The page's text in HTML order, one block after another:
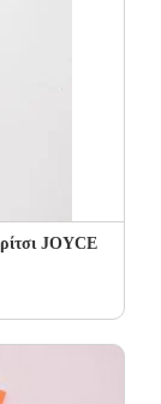
JOYCE